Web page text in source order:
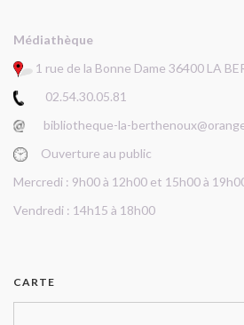
Médiathèque
1 rue de la Bonne Dame 36400 LA
02.54.30.05.81
bibliotheque-la-
Ouverture au public
Mercredi : 9h00 à 12h00 et 15h00 à
Vendredi : 14h15 à 18h00
CARTE